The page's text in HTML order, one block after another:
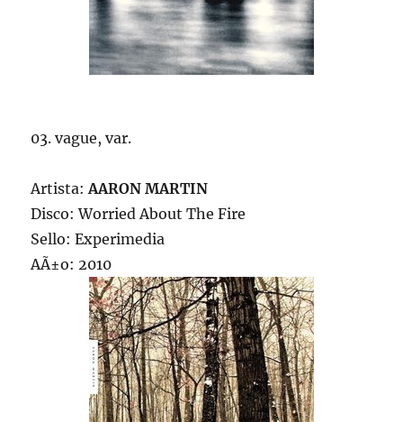
03. vague, var.
Artista:AARON MARTIN
Disco: Worried About The Fire
Sello: Experimedia
AÃ±o: 2010